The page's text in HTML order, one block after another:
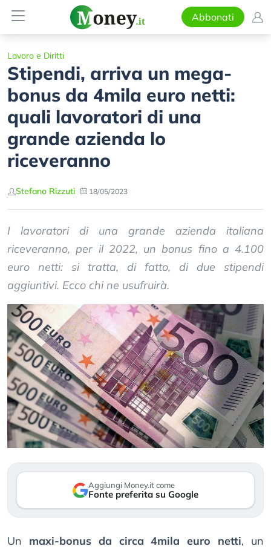
Abbonati
Lavoro e Diritti
Stipendi, arriva un mega-
bonus da 4mila euro netti:
quali lavoratori di una
grande azienda lo
riceveranno
Stefano Rizzuti 18/05/2023
I lavoratori di una grande azienda italiana
riceveranno, per il 2022, un bonus fino a 4.100
euro netti: si tratta, di fatto, di due stipendi
aggiuntivi. Ecco chi ne usufruirà.
Aggiungi Money.it come
Fonte preferita su Google
Un maxi-bonus da circa 4mila euro netti, un